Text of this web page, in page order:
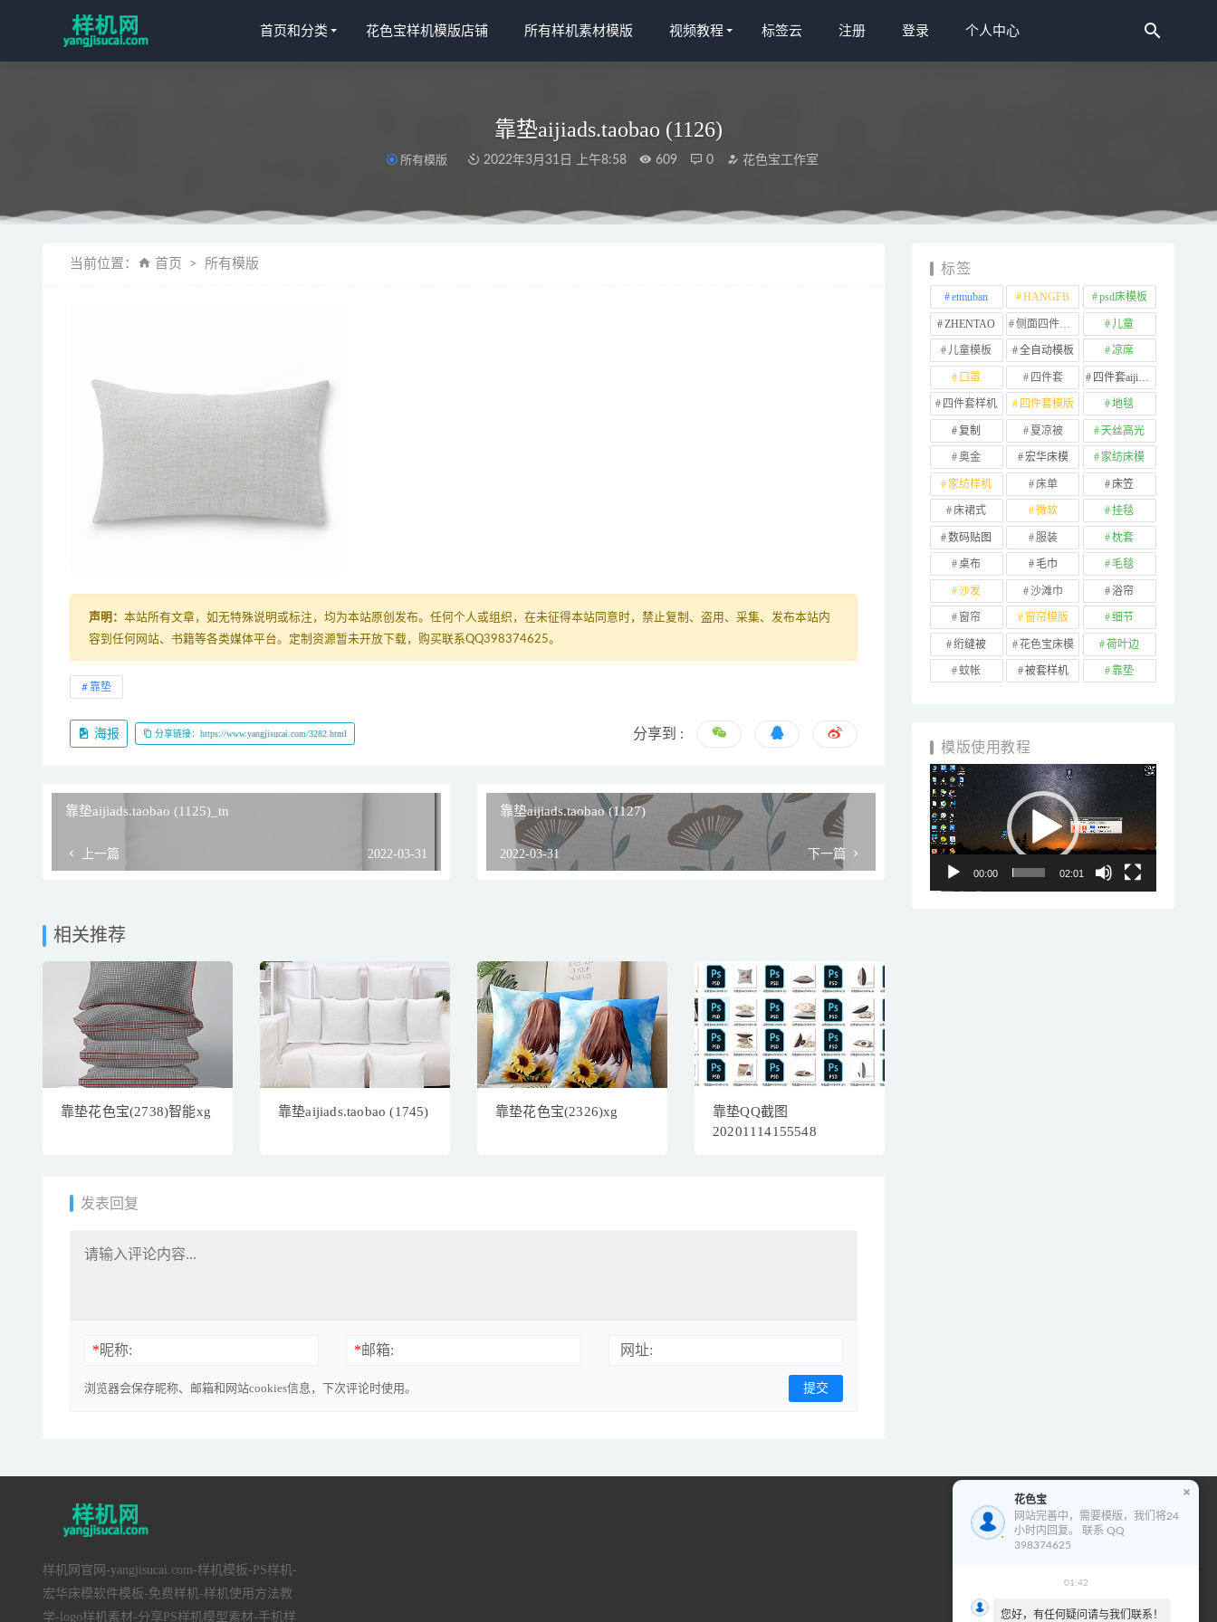
首页和分类 花色宝样机模版店铺 所有样机素材模版 视频教程 标签云 注册 登录 个人中心
靠垫aijiads.taobao (1126)
所有模版 2022年3月31日 上午8:58 609 0 花色宝工作室
当前位置： 首页 所有模版
声明： 本站所有文章，如无特殊说明或标注，均为本站原创发布。任何个人或组织，在未征得本站同意时，禁止复制、盗用、采集、发布本站内
容到任何网站、书籍等各类媒体平台。定制资源暂未开放下载，购买联系QQ398374625。
靠垫
海报 分享链接：https://www.yangjisucai.com/3282.html 分享到 :
靠垫aijiads.taobao (1125)_tn
上一篇 2022-03-31
靠垫aijiads.taobao (1127)
2022-03-31 下一篇
相关推荐
靠垫花色宝(2738)智能xg 靠垫aijiads.taobao (1745) 靠垫花色宝(2326)xg
靠垫QQ截图
20201114155548
发表回复
*昵称: *邮箱: 网址:
浏览器会保存昵称、邮箱和网站cookies信息，下次评论时使用。
标签
etmuban HANGFB psd床模板
ZHENTAO 侧面四件套样机 儿童
儿童模板 全自动模板 凉席
口罩 四件套 四件套aijiads.taobao (1639)
四件套样机 四件套模版 地毯
复制 夏凉被 天丝高光
奥金 宏华床模 家纺床模
家纺样机 床单 床笠
床裙式 微软 挂毯
数码贴图 服装 枕套
桌布 毛巾 毛毯
沙发 沙滩巾 浴帘
窗帘 窗帘模版 细节
绗缝被 花色宝床模 荷叶边
蚊帐 被套样机 靠垫
模版使用教程
视
频
播
放
00:00 02:01
样机网官网-yangjisucai.com-样机模板-PS样机-
宏华床模软件模板-免费样机-样机使用方法教
学-logo样机素材-分享PS样机模型素材-手机样
花色宝模版使用教程
视
00:00
枕套花色宝(2172)光影_tn 2022-03-15
花色宝
网站完善中，需要模版，我们将24
小时内回复。 联系 QQ
398374625
01:42
您好，有任何疑问请与我们联系！